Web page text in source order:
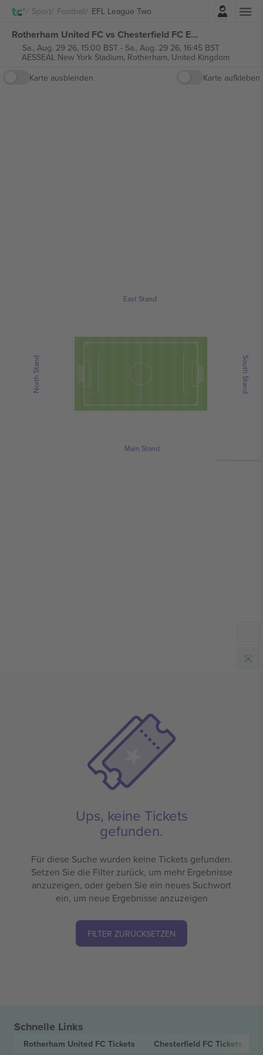
Sport Football EFL League TwoEinloggen
Rotherham United FC vs Chesterfield FC EFL League Two tickets
Sa., Aug. 29 26, 15:00 BST- Sa., Aug. 29 26, 16:45 BST
AESSEAL New York Stadium, Rotherham, United Kingdom
Karte ausblenden
Karte aufkleben
East Stand
South Stand
Main Stand
North Stand
Ups, keine Tickets
gefunden.
Für diese Suche wurden keine Tickets gefunden.
Setzen Sie die Filter zurück, um mehr Ergebnisse
anzuzeigen, oder geben Sie ein neues Suchwort
ein, um neue Ergebnisse anzuzeigen
FILTER ZURÜCKSETZEN
Schnelle Links
Rotherham United FC Tickets Chesterfield FC Tickets